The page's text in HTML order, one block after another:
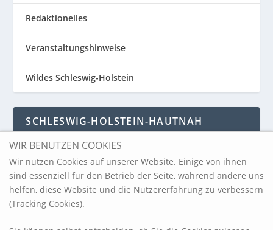
Redaktionelles
Veranstaltungshinweise
Wildes Schleswig-Holstein
SCHLESWIG-HOLSTEIN-HAUTNAH
Schleswig-Holstein-Hautnah
ARCHIV
WIR BENUTZEN COOKIES
Wir nutzen Cookies auf unserer Website. Einige von ihnen
sind essenziell für den Betrieb der Seite, während andere uns
helfen, diese Website und die Nutzererfahrung zu verbessern
(Tracking Cookies).